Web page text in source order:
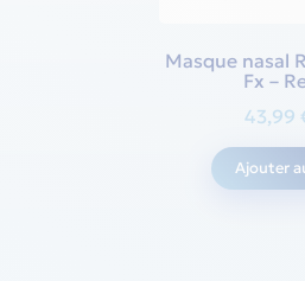
Masque nasal
Fx –
43,99
Ajouter